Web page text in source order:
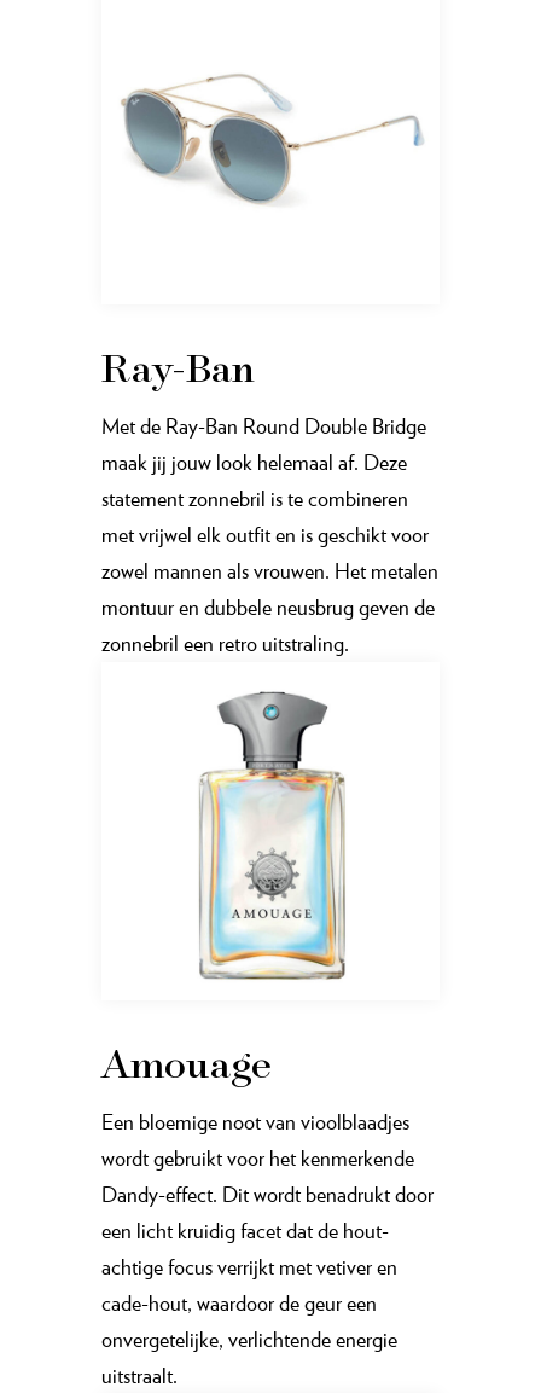
Ray-Ban
Met de Ray-Ban Round Double Bridge
maak jij jouw look helemaal af. Deze
statement zonnebril is te combineren
met vrijwel elk outfit en is geschikt voor
zowel mannen als vrouwen. Het metalen
montuur en dubbele neusbrug geven de
zonnebril een retro uitstraling.
Amouage
Een bloemige noot van vioolblaadjes
wordt gebruikt voor het kenmerkende
Dandy-effect. Dit wordt benadrukt door
een licht kruidig facet dat de hout-
achtige focus verrijkt met vetiver en
cade-hout, waardoor de geur een
onvergetelijke, verlichtende energie
uitstraalt.